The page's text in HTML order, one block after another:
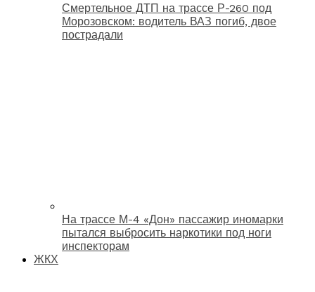
Смертельное ДТП на трассе Р-260 под
Морозовском: водитель ВАЗ погиб, двое
пострадали
На трассе М-4 «Дон» пассажир иномарки
пытался выбросить наркотики под ноги
инспекторам
ЖКХ